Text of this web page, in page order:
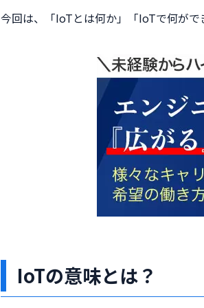
今回は、「IoTとは何か」「IoTで何がで
IoTの意味とは？